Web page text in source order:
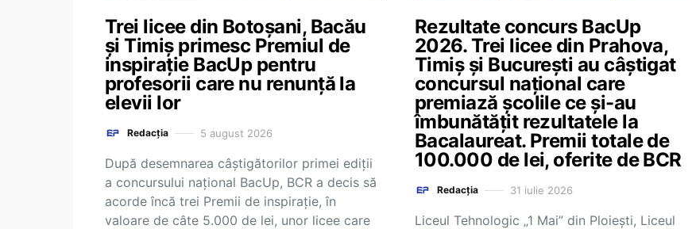
Trei licee din Botoșani, Bacău
și Timiș primesc Premiul de
inspirație BacUp pentru
profesorii care nu renunță la
elevii lor
Redacția 5 august 2026
După desemnarea câștigătorilor primei ediții
a concursului național BacUp, BCR a decis să
acorde încă trei Premii de inspirație, în
valoare de câte 5.000 de lei, unor licee care
Rezultate concurs BacUp
2026. Trei licee din Prahova,
Timiș și București au câștigat
concursul național care
premiază școlile ce și-au
îmbunătățit rezultatele la
Bacalaureat. Premii totale de
100.000 de lei, oferite de BCR
Redacția 31 iulie 2026
Liceul Tehnologic „1 Mai” din Ploiești, Liceul